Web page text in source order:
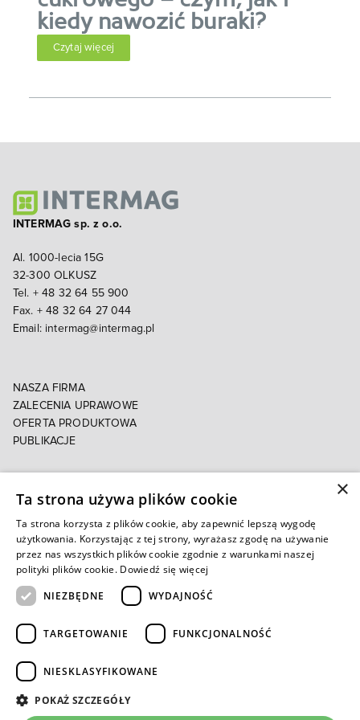
kiedy nawozić buraki?
Czytaj więcej
INTERMAG sp. z o.o.
Al. 1000-lecia 15G
32-300 OLKUSZ
Tel. + 48 32 64 55 900
Fax. + 48 32 64 27 044
Email: intermag@intermag.pl
NASZA FIRMA
ZALECENIA UPRAWOWE
OFERTA PRODUKTOWA
PUBLIKACJE
POLITYKA COOKIES
E-FAKTURA
Autoryzowany e-sklep
×
Ta strona używa plików cookie
Ta strona korzysta z plików cookie, aby zapewnić lepszą wygodę
użytkowania. Korzystając z tej strony, wyrażasz zgodę na używanie
przez nas wszystkich plików cookie zgodnie z warunkami naszej
polityki plików cookie. Dowiedź się więcej
NIEZBĘDNE
WYDAJNOŚĆ
TARGETOWANIE FUNKCJONALNOŚĆ
NIESKLASYFIKOWANE
POKAŻ SZCZEGÓŁY